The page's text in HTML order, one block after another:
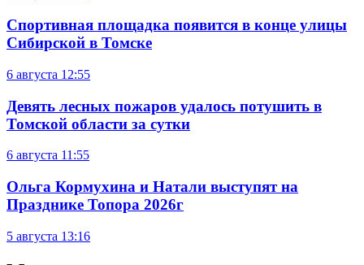
Спортивная площадка появится в конце улицы
Сибирской в Томске
6 августа 12:55
Девять лесных пожаров удалось потушить в
Томской области за сутки
6 августа 11:55
Ольга Кормухина и Натали выступят на
Празднике Топора 2026г
5 августа 13:16